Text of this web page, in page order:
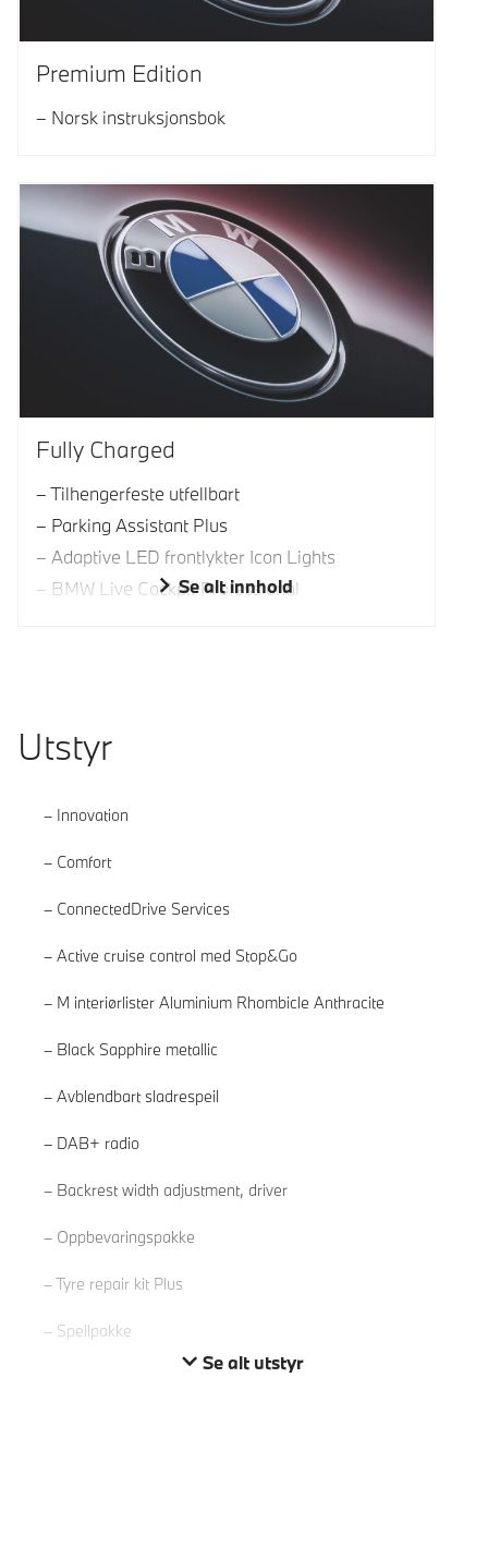
Premium Edition
Norsk instruksjonsbok
Fully Charged
Tilhengerfeste utfellbart
Parking Assistant Plus
Adaptive LED frontlykter Icon Lights
BMW Live Cockpit Professional
Se alt innhold
Utstyr
Innovation
Comfort
ConnectedDrive Services
Active cruise control med Stop&Go
M interiørlister Aluminium Rhombicle Anthracite
Black Sapphire metallic
Avblendbart sladrespeil
DAB+ radio
Backrest width adjustment, driver
Oppbevaringspakke
Tyre repair kit Plus
Speilpakke
Se alt utstyr